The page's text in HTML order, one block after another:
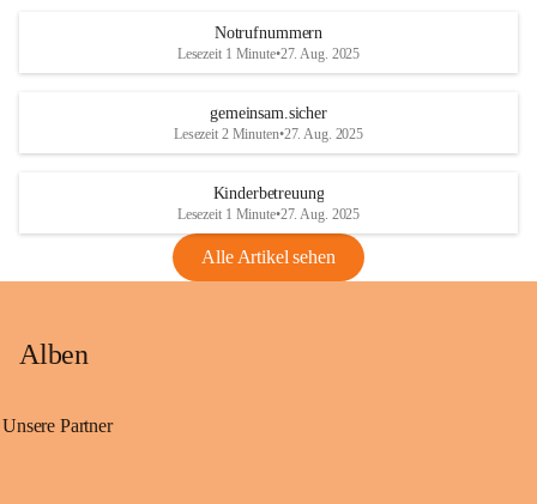
Notrufnummern
Lesezeit 1 Minute•27. Aug. 2025
gemeinsam.sicher
Lesezeit 2 Minuten•27. Aug. 2025
Kinderbetreuung
Lesezeit 1 Minute•27. Aug. 2025
Alle Artikel sehen
Alben
Unsere Partner